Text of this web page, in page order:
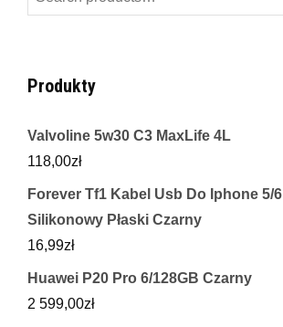
for:
Produkty
Valvoline 5w30 C3 MaxLife 4L
118,00zł
Forever Tf1 Kabel Usb Do Iphone 5/6
Silikonowy Płaski Czarny
16,99zł
Huawei P20 Pro 6/128GB Czarny
2 599,00zł